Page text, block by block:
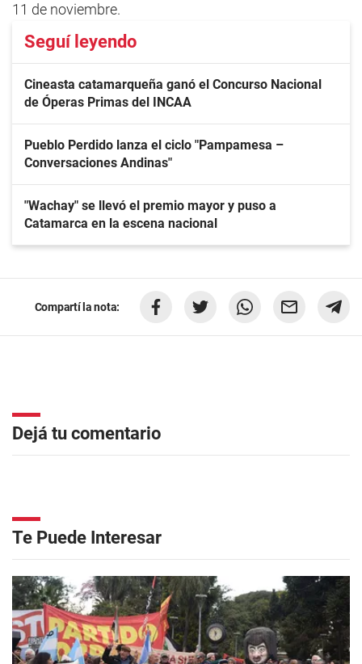
11 de noviembre.
Seguí leyendo
Cineasta catamarqueña ganó el Concurso Nacional
de Óperas Primas del INCAA
Pueblo Perdido lanza el ciclo "Pampamesa –
Conversaciones Andinas"
"Wachay" se llevó el premio mayor y puso a
Catamarca en la escena nacional
Compartí la nota:
Dejá tu comentario
Te Puede Interesar